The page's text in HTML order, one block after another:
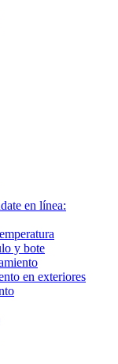
en línea:
y bote
en exteriores